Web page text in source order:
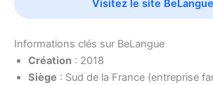
Visitez le site BeLangue
Informations clés sur BeLangue
Création : 2018
Siège : Sud de la France (entreprise